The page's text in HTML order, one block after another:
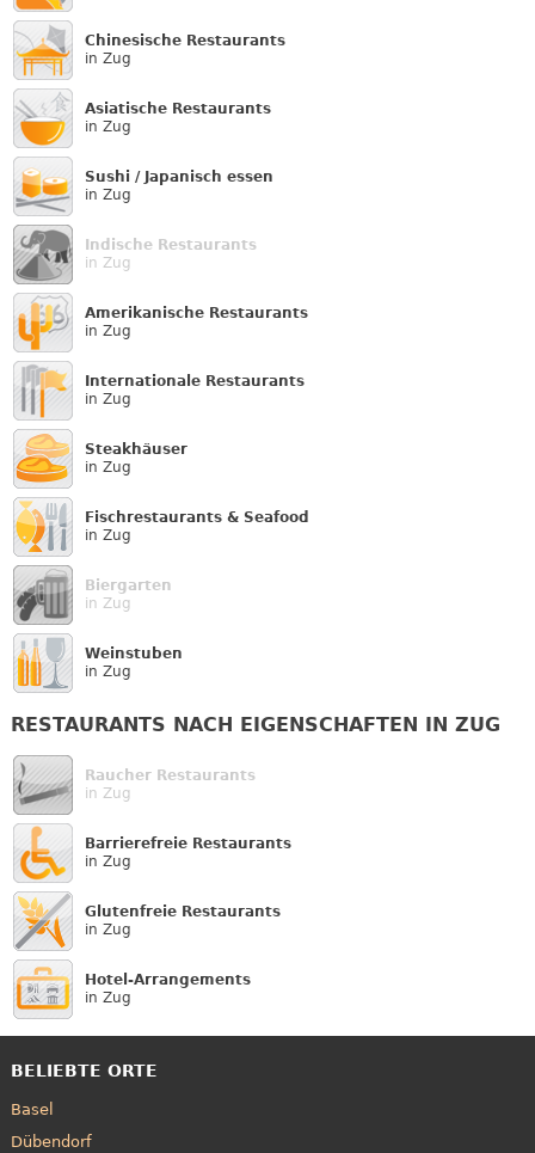
Chinesische Restaurants
in Zug
Asiatische Restaurants
in Zug
Sushi / Japanisch essen
in Zug
Indische Restaurants
in Zug
Amerikanische Restaurants
in Zug
Internationale Restaurants
in Zug
Steakhäuser
in Zug
Fischrestaurants & Seafood
in Zug
Biergarten
in Zug
Weinstuben
in Zug
RESTAURANTS NACH EIGENSCHAFTEN IN ZUG
Raucher Restaurants
in Zug
Barrierefreie Restaurants
in Zug
Glutenfreie Restaurants
in Zug
Hotel-Arrangements
in Zug
BELIEBTE ORTE
Basel
Dübendorf